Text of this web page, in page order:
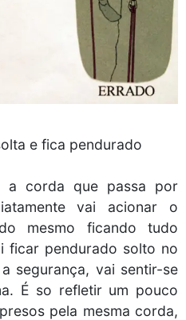
e fica pendurado
a corda que passa por
vai acionar o
mesmo ficando tudo
ficar pendurado solto no
segurança, vai sentir-se
É so refletir um pouco
pela mesma corda,